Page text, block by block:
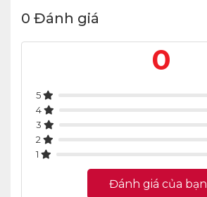
0 Đánh giá
0
5
4
3
2
1
Đánh giá của bạn